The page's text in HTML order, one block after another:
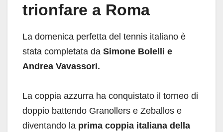
trionfare a Roma
La domenica perfetta del tennis italiano è
stata completata da Simone Bolelli e
Andrea Vavassori.
La coppia azzurra ha conquistato il torneo di
doppio battendo Granollers e Zeballos e
diventando la prima coppia italiana della